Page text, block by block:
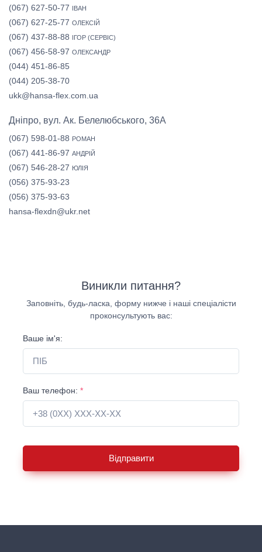
(067) 627-50-77 ІВАН
(067) 627-25-77 ОЛЕКСІЙ
(067) 437-88-88 ІГОР (СЕРВІС)
(067) 456-58-97 ОЛЕКСАНДР
(044) 451-86-85
(044) 205-38-70
ukk@hansa-flex.com.ua
Дніпро, вул. Ак. Белелюбського, 36А
(067) 598-01-88 РОМАН
(067) 441-86-97 АНДРІЙ
(067) 546-28-27 ЮЛІЯ
(056) 375-93-23
(056) 375-93-63
hansa-flexdn@ukr.net
Виникли питання?
Заповніть, будь-ласка, форму нижче і наші спеціалісти
проконсультують вас:
Ваше ім'я:
Ваш телефон: *
Відправити